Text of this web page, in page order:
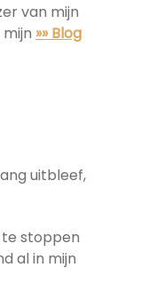
van mijn
»» Blog
uitbleef,
te stoppen
al in mijn